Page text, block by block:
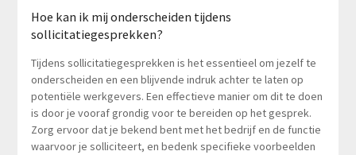
Hoe kan ik mij onderscheiden tijdens
sollicitatiegesprekken?
Tijdens sollicitatiegesprekken is het essentieel om jezelf te
onderscheiden en een blijvende indruk achter te laten op
potentiële werkgevers. Een effectieve manier om dit te doen
is door je vooraf grondig voor te bereiden op het gesprek.
Zorg ervoor dat je bekend bent met het bedrijf en de functie
waarvoor je solliciteert, en bedenk specifieke voorbeelden